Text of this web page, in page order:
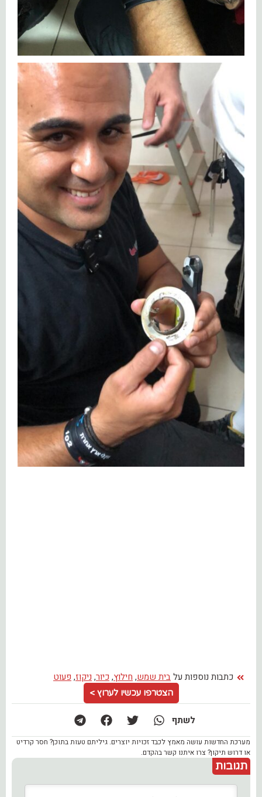
כתבות נוספות עלבית שמש,חילוץ,כיור,ניקוז,פעוט
הצטרפו עכשיו לערוץ >
לשתף
מערכת החדשות עושה מאמץ לכבד זכויות יוצרים. גיליתם טעות בתוכן? חסר קרדיט
או דרוש תיקון? צרו איתנו קשר בהקדם.
תגובות